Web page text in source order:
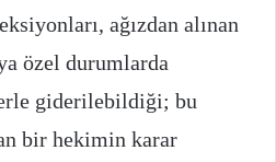
ağızdan alınan
özel durumlarda
giderilebildiği; bu
bir hekimin karar